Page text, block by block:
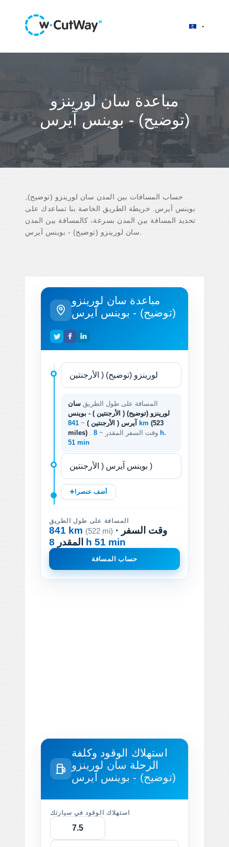
مباعدة سان لورينزو
(توضيح) - بوينس آيرس
حساب المسافات بين المدن سان لورينزو (توضيح),
بوينس آيرس. خريطة الطريق الخاصة بنا تساعدك على
تحديد المسافة بين المدن بسرعة، كالمسافة بين المدن
مباعدة سان لورينزو
(توضيح) - بوينس آيرس
المسافة على طول الطريق سان
لورينزو (توضيح) ( الأرجنتين ) - بوينس
آيرس ( الأرجنتين ) ~ 841 km (523
miles)
. وقت السفر المقدر ~ 8 h.
51 min
أضف عنصرا
المسافة على طول الطريق
841 km (522 mi) · وقت السفر
المقدر 8 h 51 min
حساب المسافة
استهلاك الوقود وكلفة
الرحلة سان لورينزو
(توضيح) - بوينس آيرس
استهلاك الوقود في سيارتك